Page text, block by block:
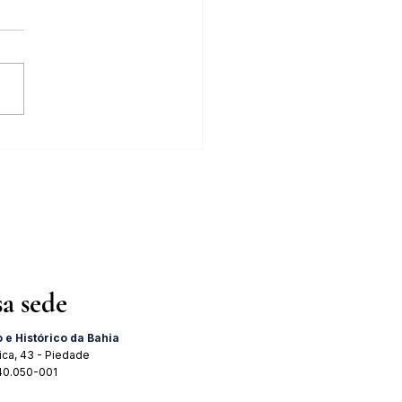
sede
Histórico da Bahia
43 - Piedade
001